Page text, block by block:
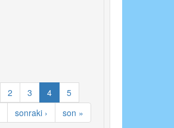
2 3 4
5
sonraki › son »